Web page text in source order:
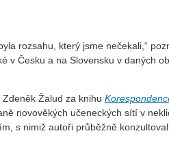
rozsahu, který jsme nečekali,“
v Česku a na Slovensku v daných
Žalud za knihu
novověkých učeneckých sítí v
s nimiž autoři průběžně